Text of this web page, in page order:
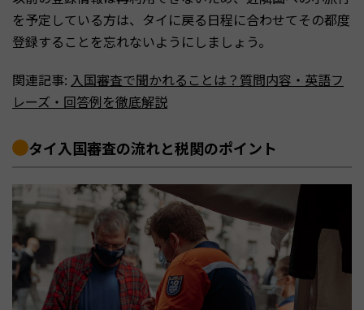
を予定している方は、タイに戻る日程に合わせてその都度
登録することを忘れないようにしましょう。
関連記事: 入国審査で聞かれることは？質問内容・英語フ
レーズ・回答例を徹底解説
タイ入国審査の流れと税関のポイント